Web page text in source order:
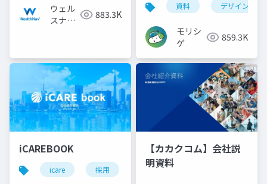
ウェル
スナビ
883.3K
資料 デザイン
モリシ
ゲ
859.3K
iCAREBOOK
icare 採用 カルチャーデック
【カカクコム】会社説
明資料